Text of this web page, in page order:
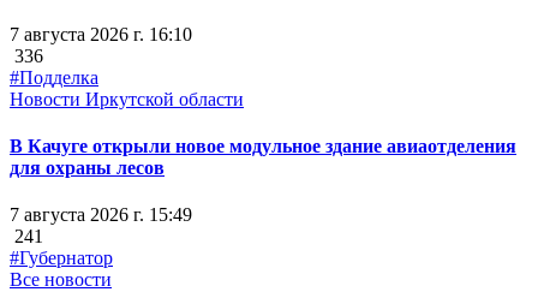
7 августа 2026 г. 16:10
336
#Подделка
Новости Иркутской области
В Качуге открыли новое модульное здание авиаотделения
для охраны лесов
7 августа 2026 г. 15:49
241
#Губернатор
Все новости